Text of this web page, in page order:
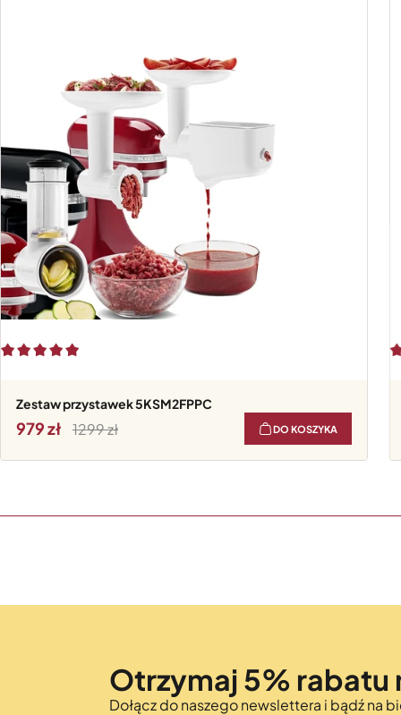
Zestaw przystawek 5KSM2FPPC
979 1299 DO KOSZYKA
Otrzymaj 5% rabatu
Dołącz do naszego newslettera i bądź na